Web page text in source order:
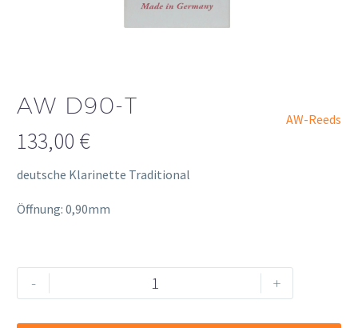
AW D90-T
AW-Reeds
133,00 €
deutsche Klarinette Traditional
Öffnung: 0,90mm
-
D90-
+
Alternative: